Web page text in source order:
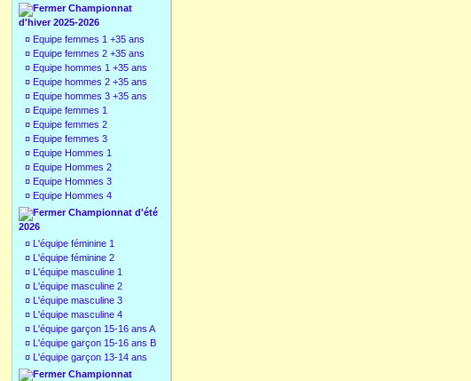
Championnat
d'hiver 2025-2026
¤ Equipe femmes 1 +35 ans
¤ Equipe femmes 2 +35 ans
¤ Equipe hommes 1 +35 ans
¤ Equipe hommes 2 +35 ans
¤ Equipe hommes 3 +35 ans
¤ Equipe femmes 1
¤ Equipe femmes 2
¤ Equipe femmes 3
¤ Equipe Hommes 1
¤ Equipe Hommes 2
¤ Equipe Hommes 3
¤ Equipe Hommes 4
Championnat d'été
2026
¤ L'équipe féminine 1
¤ L'équipe féminine 2
¤ L'équipe masculine 1
¤ L'équipe masculine 2
¤ L'équipe masculine 3
¤ L'équipe masculine 4
¤ L'équipe garçon 15-16 ans A
¤ L'équipe garçon 15-16 ans B
¤ L'équipe garçon 13-14 ans
Championnat